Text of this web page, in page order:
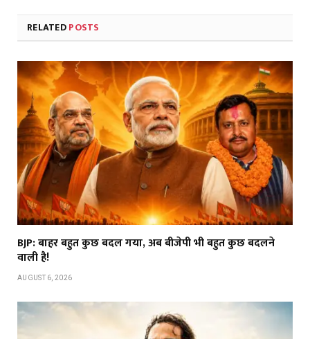
RELATEDPOSTS
BJP: बाहर बहुत कुछ बदल गया, अब बीजेपी भी बहुत कुछ बदलने
वाली है!
AUGUST 6, 2026